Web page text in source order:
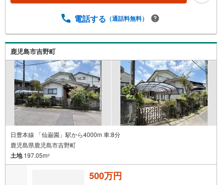
電話する （通話料無料）
鹿児島市吉野町
日豊本線 「仙巌園」駅から4000m 車:8分
鹿児島県鹿児島市吉野町
土地197.05m2
500万円